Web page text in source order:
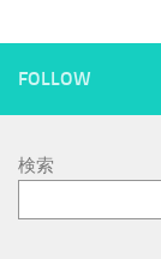
FOLLOW
検索